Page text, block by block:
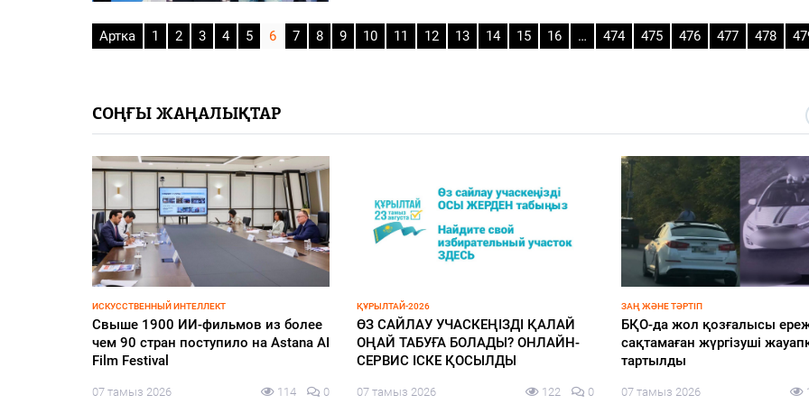
Артка 1 2 3 4 5 6 7 8 9 10 11 12 13 14 15 16 … 474 475 476 477 478
СОҢҒЫ ЖАҢАЛЫҚТАР
ҚАЛАЛЫҚТАР ҚАПЕРІНЕ
Қаладағы құрылыс нысандары
тұрақты бақылауда
ҚҰРЫЛТАЙ-2026
160 мың мұғалімге ChatGPT Edu:
теледебаттың басты тақырыбы –
білім мен жасанды интеллект
06 тамыз 2026 179 0
ӨҢІР ЖАҢАЛЫҚТАРЫ
Әдеп жөніндегі кеңесте білім
саласындағы сыбайлас
тәуекелдері қаралды
06 тамыз 2026